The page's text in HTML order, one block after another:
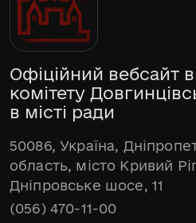
Офіційний вебсайт
комітету
в місті ради
50086, Україна,
область, місто Кривий
Дніпровське шосе, 11
(056) 470-11-00